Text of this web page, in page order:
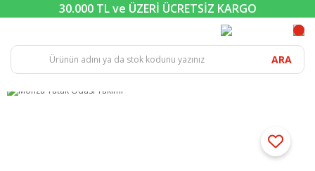
30.000 TL ve ÜZERİ ÜCRETSİZ KARGO
ARA